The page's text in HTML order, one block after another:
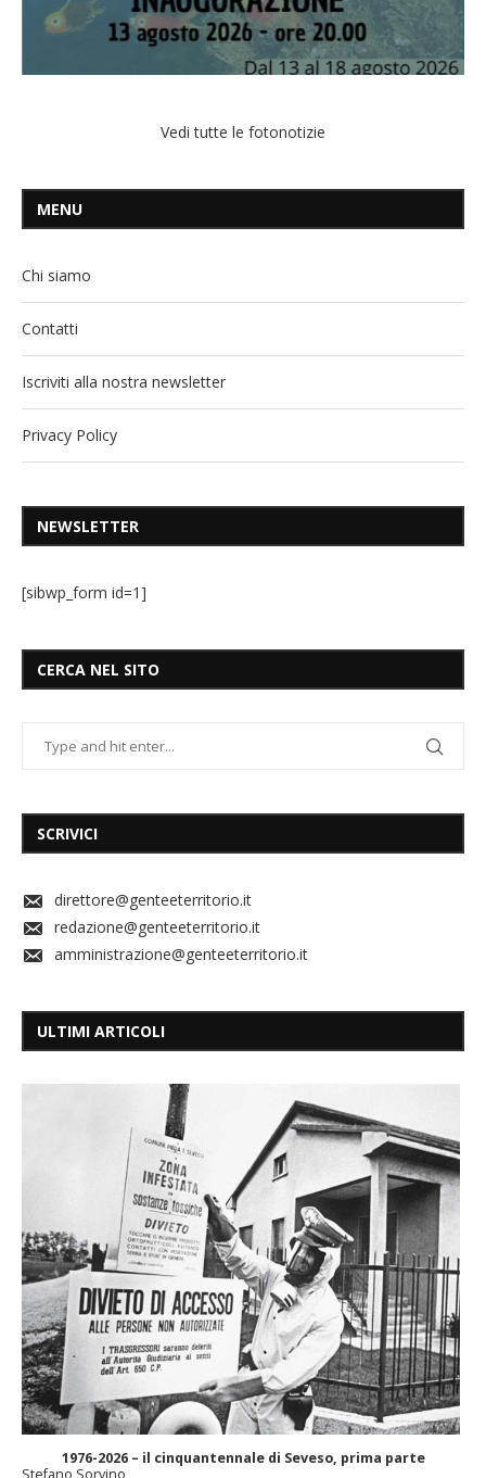
Vedi tutte le fotonotizie
MENU
Chi siamo
Contatti
Iscriviti alla nostra newsletter
Privacy Policy
NEWSLETTER
[sibwp_form id=1]
CERCA NEL SITO
SCRIVICI
direttore@genteeterritorio.it
redazione@genteeterritorio.it
amministrazione@genteeterritorio.it
ULTIMI ARTICOLI
1976-2026 – il cinquantennale di Seveso, prima parte
Stefano Sorvino